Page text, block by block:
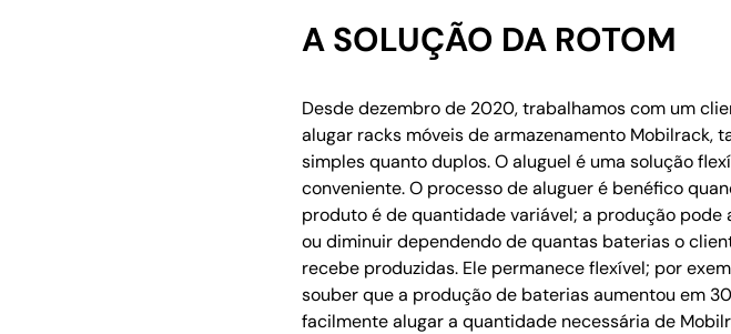
A SOLUÇÃO DA ROTOM
Desde dezembro de 2020, trabalhamos com um
alugar racks móveis de armazenamento Mobilrack,
simples quanto duplos. O aluguel é uma solução
conveniente. O processo de aluguer é benéfico
produto é de quantidade variável; a produção pode
ou diminuir dependendo de quantas baterias o
recebe produzidas. Ele permanece flexível; por
souber que a produção de baterias aumentou em
facilmente alugar a quantidade necessária de